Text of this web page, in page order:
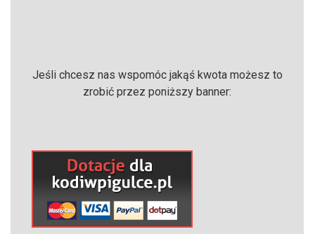
Jeśli chcesz nas wspomóc jakąś kwota możesz to
zrobić przez poniższy banner: